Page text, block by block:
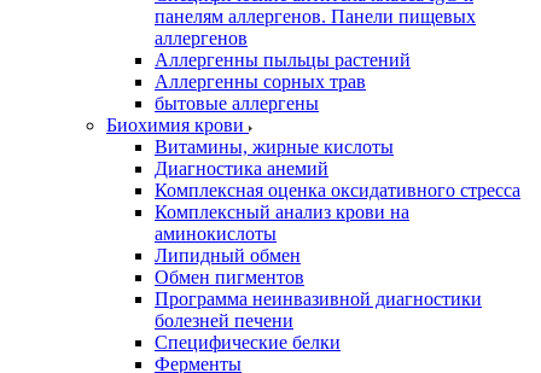
панелям аллергенов. Панели пищевых
аллергенов
Аллергенны пыльцы растений
Аллергенны сорных трав
бытовые аллергены
Биохимия крови
Витамины, жирные кислоты
Диагностика анемий
Комплексная оценка оксидативного стресса
Комплексный анализ крови на
аминокислоты
Липидный обмен
Обмен пигментов
Программа неинвазивной диагностики
болезней печени
Специфические белки
Ферменты